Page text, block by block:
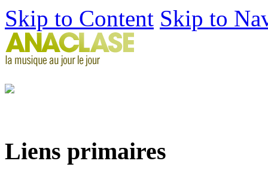
Skip to Content Skip to
Liens primaires